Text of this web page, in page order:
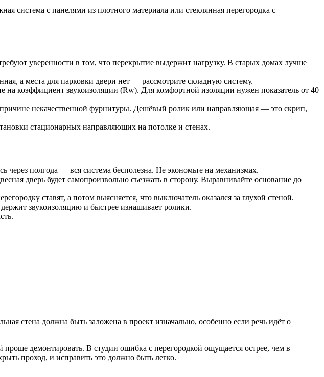
система с панелями из плотного материала или стеклянная перегородка с
уверенности в том, что перекрытие выдержит нагрузку. В старых домах лучше
а места для парковки двери нет — рассмотрите складную систему.
коэффициент звукоизоляции (Rw). Для комфортной изоляции нужен показатель от 40
некачественной фурнитуры. Дешёвый ролик или направляющая — это скрип,
стационарных направляющих на потолке и стенах.
полгода — вся система бесполезна. Не экономьте на механизмах.
дверь будет самопроизвольно съезжать в сторону. Выравнивайте основание до
ставят, а потом выясняется, что выключатель оказался за глухой стеной.
звукоизоляцию и быстрее изнашивает ролики.
стена должна быть заложена в проект изначально, особенно если речь идёт о
демонтировать. В студии ошибка с перегородкой ощущается острее, чем в
проход, и исправить это должно быть легко.